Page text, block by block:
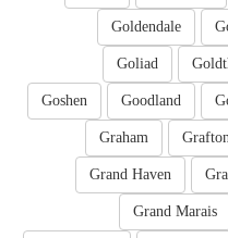
Goldendale
Goliad
Goodland
Goshen
Graham
Grand Haven
Grand Marais